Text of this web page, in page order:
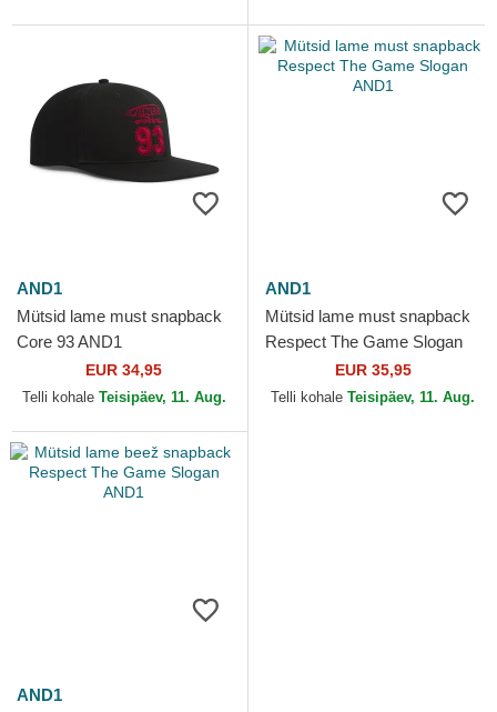
AND1
Mütsid lame must snapback
Core 93 AND1
EUR 34,95
Telli kohale Teisipäev, 11. Aug.
AND1
Mütsid lame must snapback
Respect The Game Slogan
EUR 35,95
Telli kohale Teisipäev, 11. Aug.
AND1